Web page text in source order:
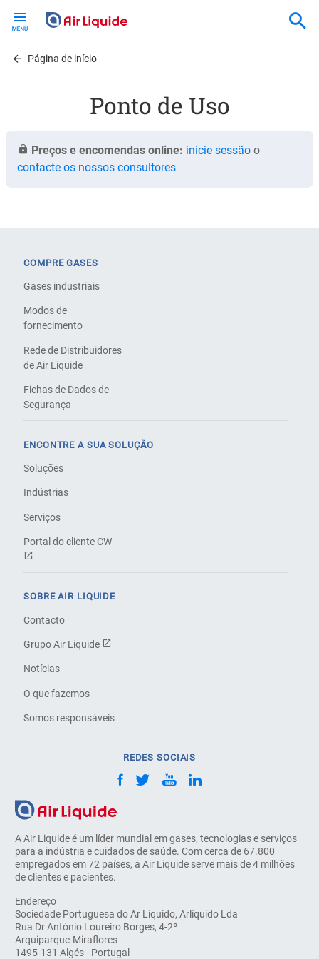
contentPágina de início
Ponto de Uso
Preços e encomendas online: inicie sessão o
contacte os nossos consultores
A Air Liquide é um líder mundial em gases, tecnologias e serviços
para a indústria e cuidados de saúde. Com cerca de 67.800
empregados em 72 países, a Air Liquide serve mais de 4 milhões
de clientes e pacientes.
Endereço
Sociedade Portuguesa do Ar Líquido, Arlíquido Lda
Rua Dr António Loureiro Borges, 4-2º
Arquiparque-Miraflores
1495-131 Algés - Portugal
COMPRE GASES
Gases industriais
Modos de
fornecimento
Rede de Distribuidores
de Air Liquide
Fichas de Dados de
Segurança
ENCONTRE A SUA SOLUÇÃO
Soluções
Indústrias
Serviços
Portal do cliente CW
SOBRE AIR LIQUIDE
Contacto
Grupo Air Liquide
Notícias
O que fazemos
Somos responsáveis
REDES SOCIAIS